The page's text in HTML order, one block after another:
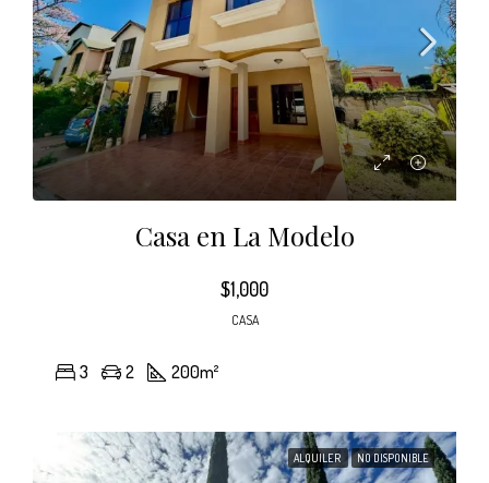
Casa en La Modelo
$1,000
CASA
3 2 200m²
ALQUILER NO DISPONIBLE